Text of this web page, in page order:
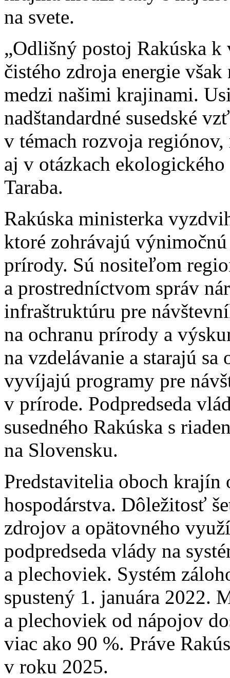
na svete.
„Odlišný postoj Rakúska
čistého zdroja energie
medzi našimi krajinami.
nadštandardné susedské
v témach rozvoja
aj v otázkach
Taraba.
Rakúska ministerka
ktoré zohrávajú
prírody. Sú nositeľom
a prostredníctvom správ
infraštruktúru pre
na ochranu prírody a
na vzdelávanie a starajú
vyvíjajú programy pre
v prírode. Podpredseda
susedného Rakúska s
na Slovensku.
Predstavitelia oboch
hospodárstva. Dôležitosť
zdrojov a opätovného
podpredseda vlády na
a plechoviek. Systém
spustený 1. januára 2022.
a plechoviek od nápojov
viac ako 90 %. Práve
v roku 2025.